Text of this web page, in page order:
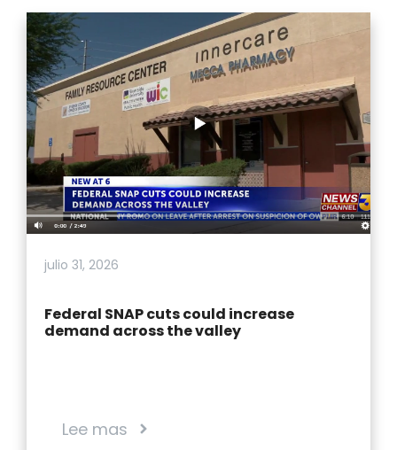
julio 31, 2026
Federal SNAP cuts could increase
demand across the valley
Lee mas